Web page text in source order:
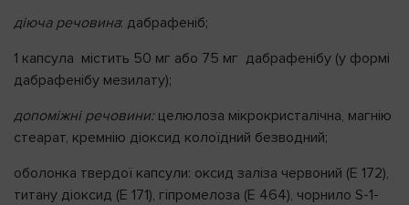
діюча речовина: дабрафеніб;
1 капсула містить 50 мг або 75 мг дабрафенібу (у формі
дабрафенібу мезилату);
допоміжні речовини: целюлоза мікрокристалічна, магнію
стеарат, кремнію діоксид колоїдний безводний;
оболонка твердої капсули: оксид заліза червоний (Е 172),
титану діоксид (Е 171), гіпромелоза (E 464), чорнило S-1-